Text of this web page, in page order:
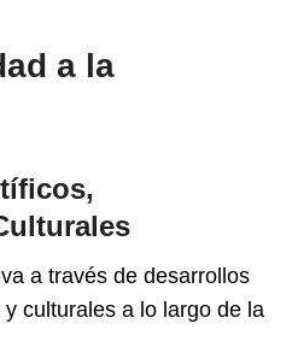
a la
a través de desarrollos
culturales a lo largo de la